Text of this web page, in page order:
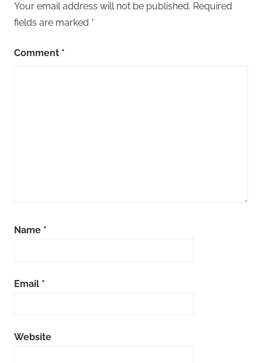
Your email address will not be published. Required
fields are marked *
Comment *
Name *
Email *
Website